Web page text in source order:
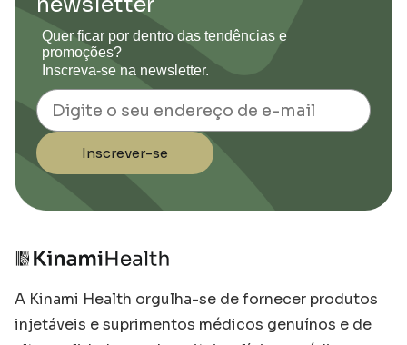
Quer ficar por dentro das tendências e
promoções?
Inscreva-se na newsletter.
Email
Inscrever-se
A Kinami Health orgulha-se de fornecer produtos
injetáveis e suprimentos médicos genuínos e de